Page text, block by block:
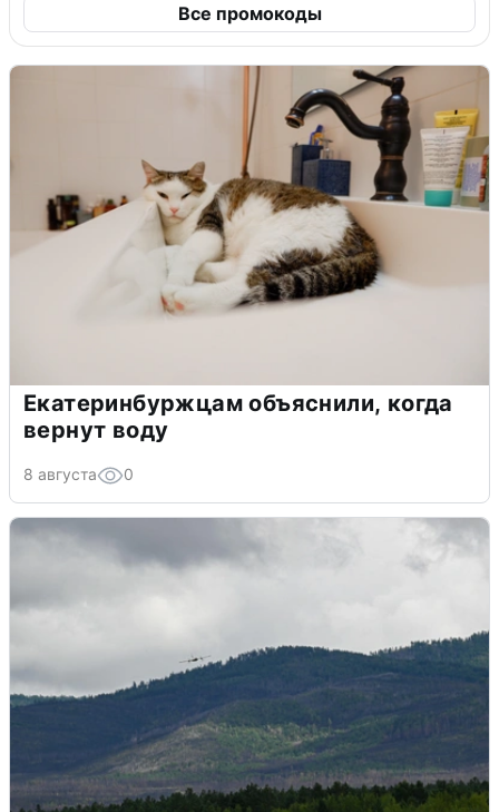
Все промокоды
Екатеринбуржцам объяснили, когда
вернут воду
8 августа 0